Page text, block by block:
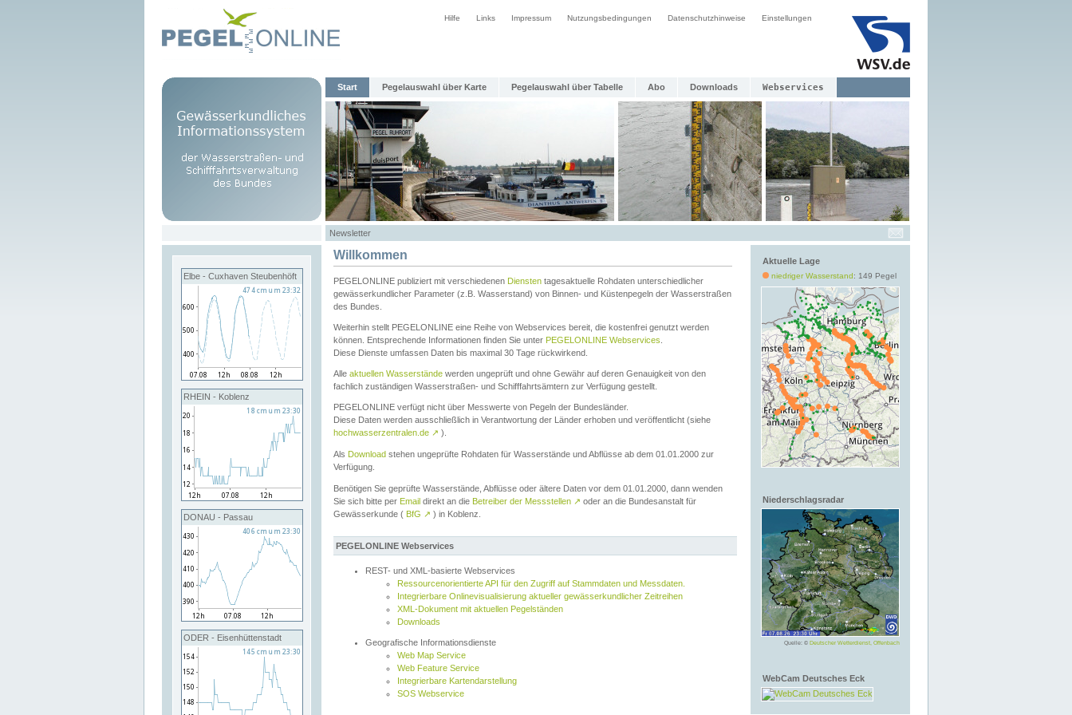
Hilfe Links Impressum Nutzungsbedingungen Datenschutzhinweise Einstellungen
Start Pegelauswahl über Karte Pegelauswahl über Tabelle Abo Downloads Webservices
Newsletter
Elbe - Cuxhaven Steubenhöft
RHEIN - Koblenz
DONAU - Passau
ODER - Eisenhüttenstadt
Aktuelle Lage
niedriger Wasserstand: 149 Pegel
Niederschlagsradar
Quelle: © Deutscher Wetterdienst, Offenbach
WebCam Deutsches Eck
Willkommen
PEGELONLINE publiziert mit verschiedenen Diensten tagesaktuelle Rohdaten unterschiedlicher
gewässerkundlicher Parameter (z.B. Wasserstand) von Binnen- und Küstenpegeln der Wasserstraßen
des Bundes.
Weiterhin stellt PEGELONLINE eine Reihe von Webservices bereit, die kostenfrei genutzt werden
können. Entsprechende Informationen finden Sie unter PEGELONLINE Webservices
Diese Dienste umfassen Daten bis maximal 30 Tage rückwirkend.
Alle aktuellen Wasserstände werden ungeprüft und ohne Gewähr auf deren Genauigkeit von den
fachlich zuständigen Wasserstraßen- und Schifffahrtsämtern zur Verfügung gestellt.
PEGELONLINE verfügt nicht über Messwerte von Pegeln der Bundesländer.
Diese Daten werden ausschließlich in Verantwortung der Länder erhoben und veröffentlicht (siehe
hochwasserzentralen.de ↗ ).
Als Download stehen ungeprüfte Rohdaten für Wasserstände und Abflüsse ab dem 01.01.2000 zur
Verfügung.
Benötigen Sie geprüfte Wasserstände, Abflüsse oder ältere Daten vor dem 01.01.2000, dann wenden
Sie sich bitte per Email direkt an die Betreiber der Messstellen ↗ oder an die Bundesanstalt für
Gewässerkunde ( BfG ↗ ) in Koblenz.
PEGELONLINE Webservices
REST- und XML-basierte Webservices
Ressourcenorientierte API für den Zugriff auf Stammdaten und Messdaten.
Integrierbare Onlinevisualisierung aktueller gewässerkundlicher Zeitreihen
XML-Dokument mit aktuellen Pegelständen
Downloads
Geografische Informationsdienste
Web Map Service
Web Feature Service
Integrierbare Kartendarstellung
SOS Webservice